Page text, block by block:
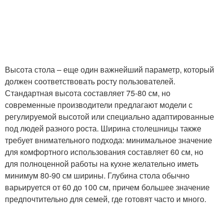
Высота стола – еще один важнейший параметр, который
должен соответствовать росту пользователей.
Стандартная высота составляет 75-80 см, но
современные производители предлагают модели с
регулируемой высотой или специально адаптированные
под людей разного роста. Ширина столешницы также
требует внимательного подхода: минимальное значение
для комфортного использования составляет 60 см, но
для полноценной работы на кухне желательно иметь
минимум 80-90 см ширины. Глубина стола обычно
варьируется от 60 до 100 см, причем большее значение
предпочтительно для семей, где готовят часто и много.